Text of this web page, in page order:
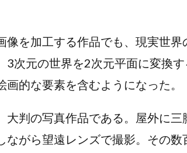
を加工する作品でも、現実世界
3次元の世界を2次元平面に変換
画的な要素を含むようになった。
判の写真作品である。屋外に三
ながら望遠レンズで撮影。その